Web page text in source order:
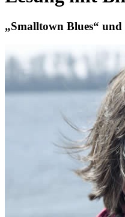
„Smalltown Blues“ und